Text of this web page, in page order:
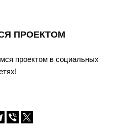
ПРОЕКТОМ
проектом в социальных